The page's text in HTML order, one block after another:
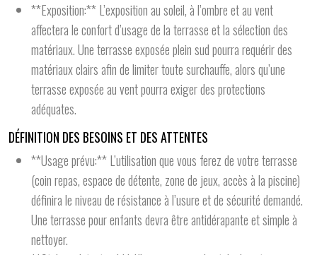
**Exposition:** L’exposition au soleil, à l’ombre et au vent
affectera le confort d’usage de la terrasse et la sélection des
matériaux. Une terrasse exposée plein sud pourra requérir des
matériaux clairs afin de limiter toute surchauffe, alors qu’une
terrasse exposée au vent pourra exiger des protections
adéquates.
DÉFINITION DES BESOINS ET DES ATTENTES
**Usage prévu:** L’utilisation que vous ferez de votre terrasse
(coin repas, espace de détente, zone de jeux, accès à la piscine)
définira le niveau de résistance à l’usure et de sécurité demandé.
Une terrasse pour enfants devra être antidérapante et simple à
nettoyer.